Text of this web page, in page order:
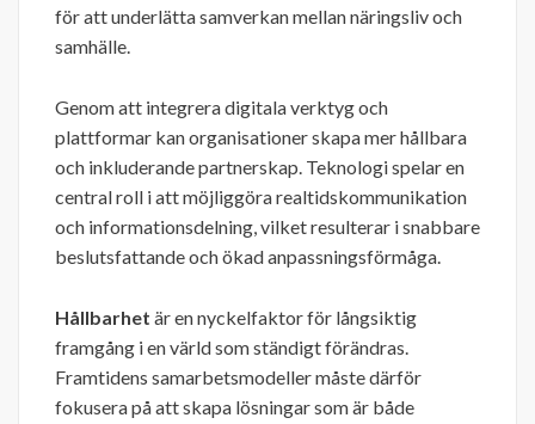
för att underlätta samverkan mellan näringsliv och
samhälle.
Genom att integrera digitala verktyg och
plattformar kan organisationer skapa mer hållbara
och inkluderande partnerskap. Teknologi spelar en
central roll i att möjliggöra realtidskommunikation
och informationsdelning, vilket resulterar i snabbare
beslutsfattande och ökad anpassningsförmåga.
Hållbarhet är en nyckelfaktor för långsiktig
framgång i en värld som ständigt förändras.
Framtidens samarbetsmodeller måste därför
fokusera på att skapa lösningar som är både